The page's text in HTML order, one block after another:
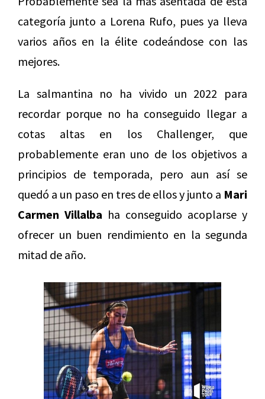
categoría junto a Lorena Rufo, pues ya lleva
varios años en la élite codeándose con las
mejores.
La salmantina no ha vivido un 2022 para
recordar porque no ha conseguido llegar a
cotas altas en los Challenger, que
probablemente eran uno de los objetivos a
principios de temporada, pero aun así se
quedó a un paso en tres de ellos y junto a Mari
Carmen Villalba ha conseguido acoplarse y
ofrecer un buen rendimiento en la segunda
mitad de año.